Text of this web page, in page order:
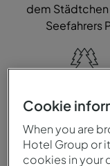
dem
Seefahrers
Cookie
When you are
Hotel Group or
cookies in your